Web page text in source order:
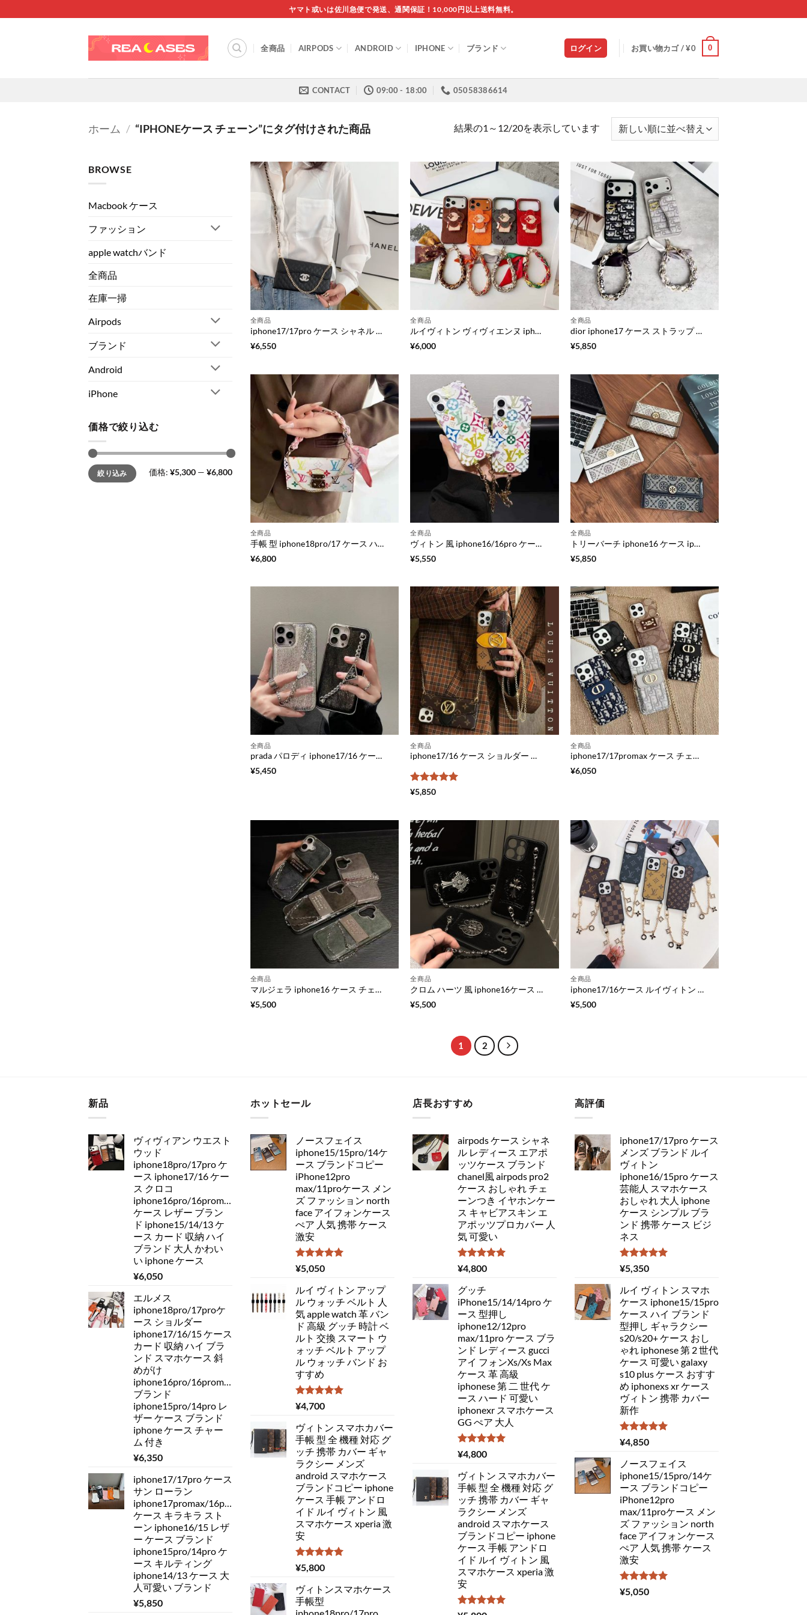
to
ヤマト或いは佐川急便で発送、通関保証！10,000円以上送料無料。
全商品 AIRPODS ANDROID IPHONE ブランド ログイン お買い物カゴ /¥0 0
CONTACT 09:00 - 18:00 05058386614
ホーム / “IPHONEケース チェーン”にタグ付けされた商品 結果の1～12/20を表示しています新
順
BROWSE
Macbook ケース
ファッション
apple watchバンド
全商品
在庫一掃
Airpods
ブランド
Android
iPhone
価格で絞り込む
最
低
価
最
高
価
絞り込み 価格: ¥5,300 — ¥6,800
全商品
iphone17/17pro ケース シャネル マトラッセ iphone16/16プロ ケース 手帳型 三つ折り iphone16plus/15plus ケース ショルダー ブランド iphone14/14plusケース チェーンストラップ シャネル 風 iphone13/12 ケース 手帳 財布代わり
¥6,550
全商品
ルイヴィトン ヴィヴィエンヌ iphone17 ケース magsafe iphone17pro/16pro ケース ハイブランド グリップ 付き iphone17promax ケース スマホケース ブランド レザー iphone16/15/14 ケース チェーン ストラップ
¥6,000
全商品
dior iphone17 ケース ストラップ 付き iphone17pro/16pro ケース 韓国 iphone16/16plus ケース 背面 ポケット ブランド スマホケース 刺繍 iphone15/14/13 ケース チェーン 付き iphone ケース 人気 ブランド 女性 40 代
¥5,850
全商品
手帳 型 iphone18pro/17 ケース ハイ ブランド ヴィトン風 iphone17air/17pro ケース アイホン16/16pro ケース ストラップ 付き 財布 一 体型 iphone17promax/16plus ケース ブランド スマホケース チェーン 付き
¥6,800
全商品
ヴィトン 風 iphone16/16pro ケース チェーン ストラップ 付き iphone16promax ケース カラフル スマホケース 村上 隆 ルイ ヴィトン マルチ カラー magsafe 対応 ケース かわいい iphone15/14 ケース 大人 可愛い ブランド
¥5,550
全商品
トリーバーチ iphone16 ケース iphone16pro ケース 手帳型 ハイブランド チェーン 付き iphone ケース スマホケース 財布 一体 iphone15/14 レザー ケース ブランド iphone ケース 人気 ブランド 女性 40 代
¥5,850
全商品
prada パロディ iphone17/16 ケース チェーン 付き iphone17pro ケース iphone17promax/16pro ケース ブランド アルミ ホイル iphone15/15pro ケース スマホケース おしゃれ ブランド iphone14/13/12ケース バンド 付き
¥5,450
全商品
iphone17/16 ケース ショルダー ヴィトン iphone17air/17pro ケース iphone16promax/15pro ケース 背面 収納 ハイ ブランド スマホケース チェーン iphone ケース ペア 大人 ブランド
5段階中
¥5,850
全商品
iphone17/17promax ケース チェーン ストラップ iphone16pro/15pro ケース 斜 めがけ ブランド dior パロディ iphone ケース iphone15/14/13ケース ショルダー 人気 アイフォン ケース カード ポケット付き スマホケース コーチ
¥6,050
全商品
マルジェラ iphone16 ケース チェーン ストラップ 付き iphone16plus/16pro ケース アイフォン ケース ブランド iphone16promax/15promax ケース 海外 セレブ マルジェラ 風 スマホケース
¥5,500
全商品
クロム ハーツ 風 iphone16ケース アイフォン16promax/16proケース ハイブランド iphone15/15proケース チェーン ストラップ iphoneケース プレゼント 彼氏 かっこういい
¥5,500
全商品
iphone17/16ケース ルイヴィトン iphone17pro/16promax ケース チェーンストラップ iphone15 ケース ハイブランド iphone14ケース 大人可愛い スマホケース ヴィトン 風
¥5,500
1 2
新品
ヴィヴィアン ウエスト
ウッド
iphone18pro/17pro ケ
ース iphone17/16 ケー
ス クロコ
iphone16pro/16promax
ケース レザー ブラン
ド iphone15/14/13 ケ
ース カード 収納 ハイ
ブランド 大人 かわい
い iphone ケース
¥6,050
エルメス
iphone18pro/17proケ
ース ショルダー
iphone17/16/15 ケース
カード 収納 ハイ ブラ
ンド スマホケース 斜
めがけ
iphone16pro/16promax
ブランド
iphone15pro/14pro レ
ザー ケース ブランド
iphone ケース チャー
ム 付き
¥6,350
iphone17/17pro ケース
サン ローラン
iphone17promax/16pro
ケース キラキラ スト
ーン iphone16/15 レザ
ー ケース ブランド
iphone15pro/14pro ケ
ース キルティング
iphone14/13 ケース 大
人可愛い ブランド
¥5,850
ホットセール
ノースフェイス
iphone15/15pro/14ケ
ース ブランドコピー
iPhone12pro
max/11proケース メン
ズ ファッション north
face アイフォンケース
ぺア 人気 携帯 ケース
激安
5段階中
5.00
¥5,050
ルイ ヴィトン アップ
ル ウォッチ ベルト 人
気 apple watch 革 バン
ド 高級 グッチ 時計 ベ
ルト 交換 スマート ウ
ォッチ ベルト アップ
ル ウォッチ バンド お
すすめ
5段階中
5.00
¥4,700
ヴィトン スマホカバー
手帳 型 全 機種 対応 グ
ッチ 携帯 カバー ギャ
ラクシー メンズ
android スマホケース
ブランドコピー iphone
ケース 手帳 アンドロ
イド ルイ ヴィトン 風
スマホケース xperia 激
安
5段階中
5.00
¥5,800
ヴィトンスマホケース
手帳型
店長おすすめ
airpods ケース シャネ
ル レディース エアポ
ッツケース ブランド
chanel風 airpods pro2
ケース おしゃれ チェ
ーンつき イヤホンケー
ス キャビアスキン エ
アポッツプロカバー 人
気 可愛い
5段階中
5.00
¥4,800
グッチ
iPhone15/14/14pro ケ
ース 型押し
iphone12/12pro
max/11pro ケース ブラ
ンド レディース gucci
アイ フォンXs/Xs Max
ケース 革 高級
iphonese 第 二 世代 ケ
ース ハード 可愛い
iphonexr スマホケース
GG ぺア 大人
5段階中
5.00
¥4,800
ヴィトン スマホカバー
手帳 型 全 機種 対応 グ
ッチ 携帯 カバー ギャ
ラクシー メンズ
android スマホケース
ブランドコピー iphone
ケース 手帳 アンドロ
イド ルイ ヴィトン 風
スマホケース xperia 激
安
高評価
iphone17/17pro ケース
メンズ ブランド ルイ
ヴィトン
iphone16/15pro ケース
芸能人 スマホケース
おしゃれ 大人 iphone
ケース シンプル ブラ
ンド 携帯 ケース ビジ
ネス
5段階中
5.00
¥5,350
ルイ ヴィトン スマホ
ケース iphone15/15pro
ケース ハイ ブランド
型押し ギャラクシー
s20/s20+ ケース おし
ゃれ iphonese 第 2 世代
ケース 可愛い galaxy
s10 plus ケース おすす
め iphonexs xr ケース
ヴィトン 携帯 カバー
新作
5段階中
5.00
¥4,850
ノースフェイス
iphone15/15pro/14ケ
ース ブランドコピー
iPhone12pro
max/11proケース メン
ズ ファッション north
face アイフォンケース
ぺア 人気 携帯 ケース
激安
5段階中
5.00
¥5,050